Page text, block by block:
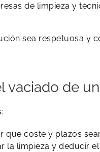
de limpieza y
sea respetuosa y
vaciado de
que coste y plazos
la limpieza y deducir